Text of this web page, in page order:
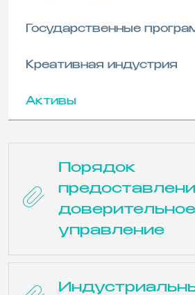
Государственные
Креативная индустрия
Активы
Порядок
доверительное
управление